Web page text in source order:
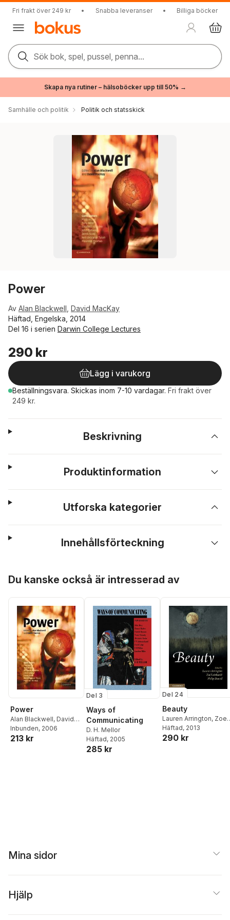
Fri frakt över 249 kr • Snabba leveranser • Billiga böcker
Sök bok, spel, pussel, penna...
Skapa nya rutiner – hälsoböcker upp till 50% →
Samhälle och politik Politik och statsskick
Power
Av Alan Blackwell David MacKay
Häftad, Engelska, 2014
Del 16 i serien Darwin College Lectures
290 kr
Lägg i varukorg
Beställningsvara. Skickas inom 7-10 vardagar. Fri frakt över
249 kr.
Beskrivning
Produktinformation
Utforska kategorier
Innehållsförteckning
Du kanske också är intresserad av
Power
Alan Blackwell, David
MacKay
Inbunden, 2006
213 kr
Del 3
Ways of
Communicating
D. H. Mellor
Häftad, 2005
285 kr
Del 24
Beauty
Lauren Arrington, Zoe
Leinhardt,Philip Dawid
Häftad, 2013
290 kr
Mina sidor
Hjälp